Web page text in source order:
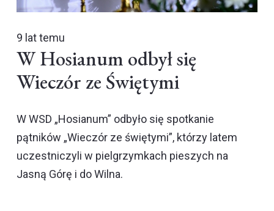
9 lat temu
W Hosianum odbył się
Wieczór ze Świętymi
W WSD „Hosianum” odbyło się spotkanie
pątników „Wieczór ze świętymi”, którzy latem
uczestniczyli w pielgrzymkach pieszych na
Jasną Górę i do Wilna.